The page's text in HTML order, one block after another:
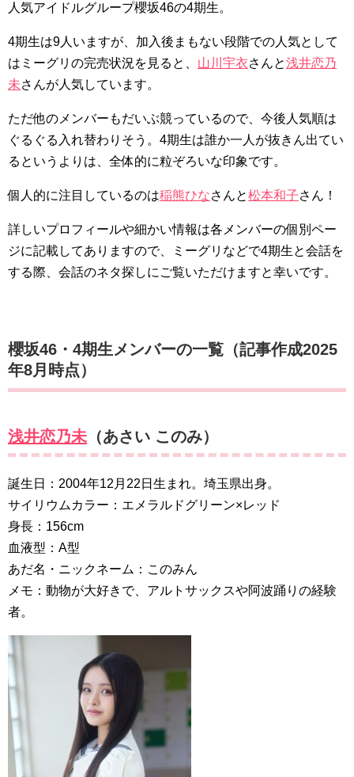
人気アイドルグループ櫻坂46の4期生。
4期生は9人いますが、加入後まもない段階での人気として
はミーグリの完売状況を見ると、 山川宇衣さんと浅井恋乃
未さんが人気しています。
ただ他のメンバーもだいぶ競っているので、今後人気順は
ぐるぐる入れ替わりそう。4期生は誰か一人が抜きん出てい
るというよりは、全体的に粒ぞろいな印象です。
個人的に注目しているのは稲熊ひなさんと松本和子さん！
詳しいプロフィールや細かい情報は各メンバーの個別ペー
ジに記載してありますので、ミーグリなどで4期生と会話を
する際、会話のネタ探しにご覧いただけますと幸いです。
櫻坂46・4期生メンバーの一覧（記事作成2025
年8月時点）
浅井恋乃未 （あさい このみ）
誕生日：2004年12月22日生まれ。埼玉県出身。
サイリウムカラー：エメラルドグリーン×レッド
身長：156cm
血液型：A型
あだ名・ニックネーム：このみん
メモ：動物が大好きで、アルトサックスや阿波踊りの経験
者。